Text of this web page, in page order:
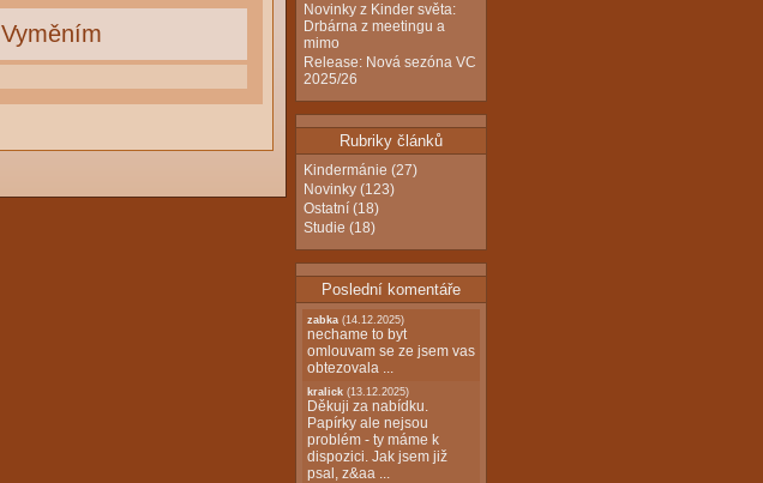
Vyměním
Novinky z Kinder světa:
Drbárna z meetingu a
mimo
Release: Nová sezóna VC
2025/26
Rubriky článků
Kindermánie (27)
Novinky (123)
Ostatní (18)
Studie (18)
Poslední komentáře
zabka (14.12.2025)
nechame to byt
omlouvam se ze jsem vas
obtezovala ...
kralick (13.12.2025)
Děkuji za nabídku.
Papírky ale nejsou
problém - ty máme k
dispozici. Jak jsem již
psal, z&aa ...